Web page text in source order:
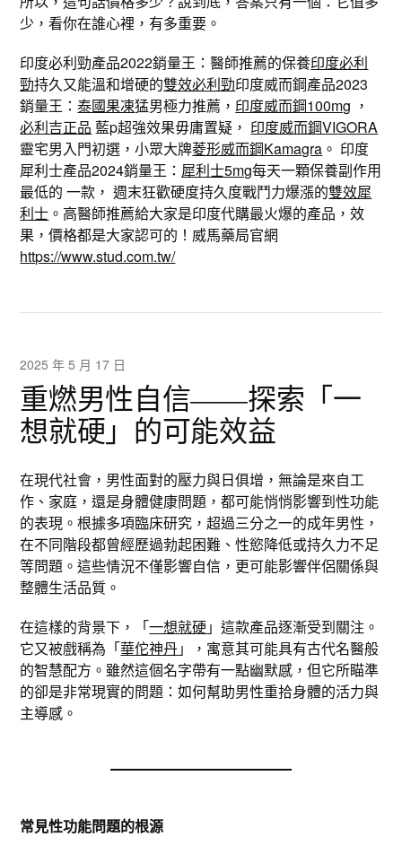
少，看你在誰心裡，有多重要。
印度必利勁產品2022銷量王：醫師推薦的保養印度必利
勁持久又能溫和增硬的雙效必利勁印度威而鋼產品2023
銷量王：泰國果凍猛男極力推薦， 印度威而鋼100mg ，
必利吉正品 藍p超強效果毋庸置疑， 印度威而鋼VIGORA
靈宅男入門初選，小眾大牌菱形威而鋼Kamagra 。 印度
犀利士產品2024銷量王： 犀利士5mg每天一顆保養副作用
最低的 一款， 週末狂歡硬度持久度戰鬥力爆漲的雙效犀
利士 。高醫師推薦給大家是印度代購最火爆的產品，效
果，價格都是大家認可的！威馬藥局官網
https://www.stud.com.tw/
2025 年 5 月 17 日
重燃男性自信——探索「一
想就硬」的可能效益
在現代社會，男性面對的壓力與日俱增，無論是來自工
作、家庭，還是身體健康問題，都可能悄悄影響到性功能
的表現。根據多項臨床研究，超過三分之一的成年男性，
在不同階段都曾經歷過勃起困難、性慾降低或持久力不足
等問題。這些情況不僅影響自信，更可能影響伴侶關係與
整體生活品質。
在這樣的背景下，「一想就硬」這款產品逐漸受到關注。
它又被戲稱為「華佗神丹」，寓意其可能具有古代名醫般
的智慧配方。雖然這個名字帶有一點幽默感，但它所瞄準
的卻是非常現實的問題：如何幫助男性重拾身體的活力與
主導感。
常見性功能問題的根源